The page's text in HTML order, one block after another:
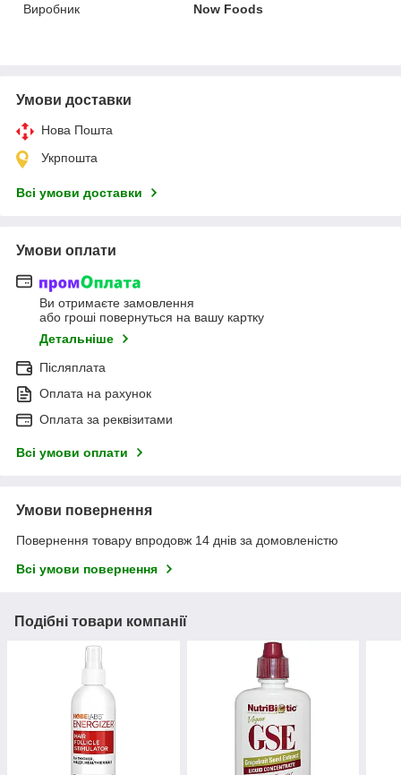
Виробник
Now Foods
Умови доставки
Нова Пошта
Укрпошта
Всі умови доставки
Умови оплати
Ви отримаєте замовлення
або гроші повернуться на вашу картку
Детальніше
Післяплата
Оплата на рахунок
Оплата за реквізитами
Всі умови оплати
Умови повернення
Повернення товару впродовж 14 днів за домовленістю
Всі умови повернення
Подібні товари компанії